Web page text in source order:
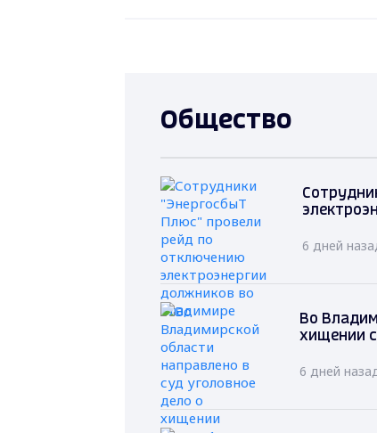
Общество
6 дней
Во
хищении
6 дней